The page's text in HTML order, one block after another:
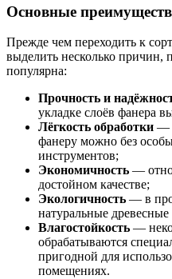
Основные
Прежде чем переходить к
выделить несколько причин,
популярна:
Прочность и
укладке слоёв фанера
Лёгкость обработки —
фанеру можно без
инструментов;
Экономичность —
достойном качестве;
Экологичность — в
натуральные
Влагостойкость —
обрабатываются
пригодной для
помещениях.